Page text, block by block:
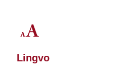
Lingvo